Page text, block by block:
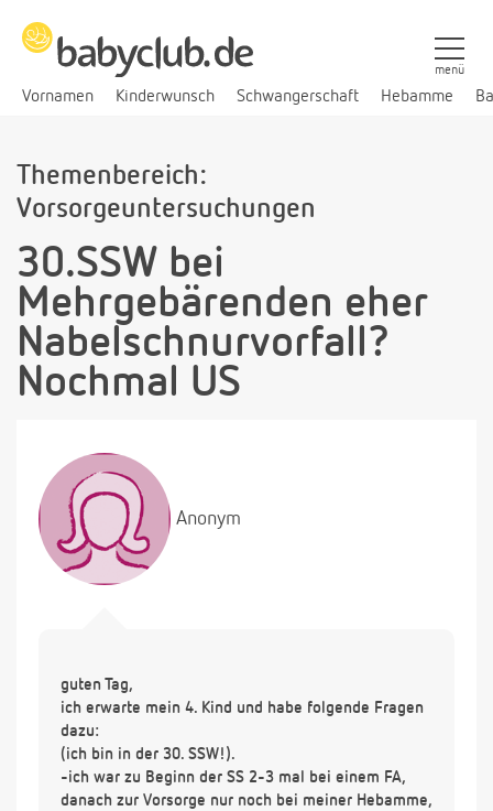
Vornamen Kinderwunsch Schwangerschaft Hebamme
menü
Themenbereich:
Vorsorgeuntersuchungen
30.SSW bei
Mehrgebärenden eher
Nabelschnurvorfall?
Nochmal US
Anonym
guten Tag,
ich erwarte mein 4. Kind und habe folgende Fragen
dazu:
(ich bin in der 30. SSW!).
-ich war zu Beginn der SS 2-3 mal bei einem FA,
danach zur Vorsorge nur noch bei meiner Hebamme,